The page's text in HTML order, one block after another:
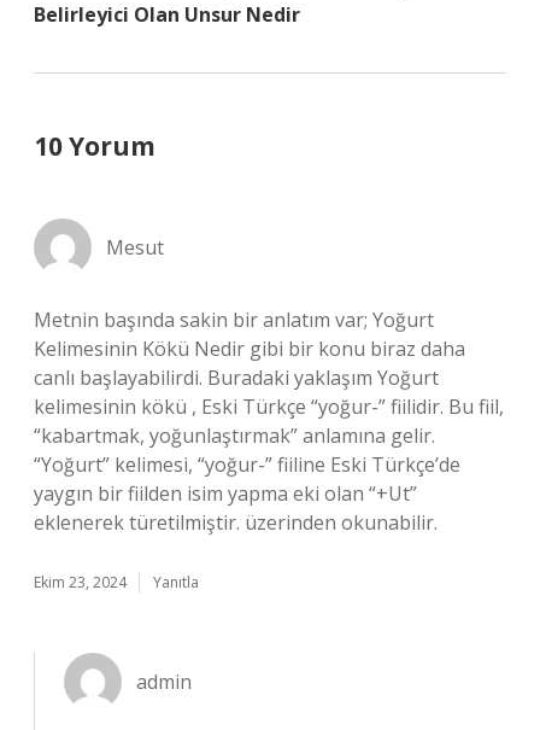
Belirleyici Olan Unsur Nedir
10 Yorum
Mesut
Metnin başında sakin bir anlatım var; Yoğurt
Kelimesinin Kökü Nedir gibi bir konu biraz daha
canlı başlayabilirdi. Buradaki yaklaşım Yoğurt
kelimesinin kökü , Eski Türkçe “yoğur-” fiilidir. Bu fiil,
“kabartmak, yoğunlaştırmak” anlamına gelir.
“Yoğurt” kelimesi, “yoğur-” fiiline Eski Türkçe’de
yaygın bir fiilden isim yapma eki olan “+Ut”
eklenerek türetilmiştir. üzerinden okunabilir.
Ekim 23, 2024 Yanıtla
admin